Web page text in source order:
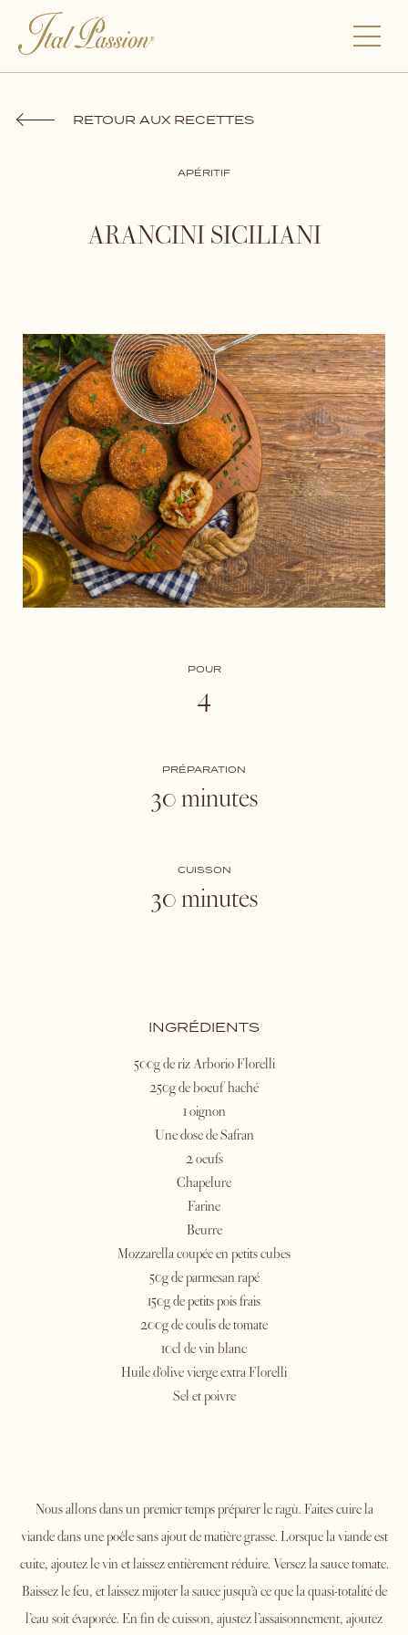
RETOUR AUX RECETTES
APÉRITIF
ARANCINI SICILIANI
POUR
4
PRÉPARATION
30 minutes
CUISSON
30 minutes
INGRÉDIENTS
500g de riz Arborio Florelli
250g de boeuf haché
1 oignon
Une dose de Safran
2 oeufs
Chapelure
Farine
Beurre
Mozzarella coupée en petits cubes
50g de parmesan rapé
150g de petits pois frais
200g de coulis de tomate
10cl de vin blanc
Huile d'olive vierge extra Florelli
Sel et poivre
Nous allons dans un premier temps préparer le ragù. Faites cuire la
viande dans une poêle sans ajout de matière grasse. Lorsque la viande est
cuite, ajoutez le vin et laissez entièrement réduire. Versez la sauce tomate.
Baissez le feu, et laissez mijoter la sauce jusqu’à ce que la quasi-totalité de
l’eau soit évaporée. En fin de cuisson, ajustez l’assaisonnement, ajoutez